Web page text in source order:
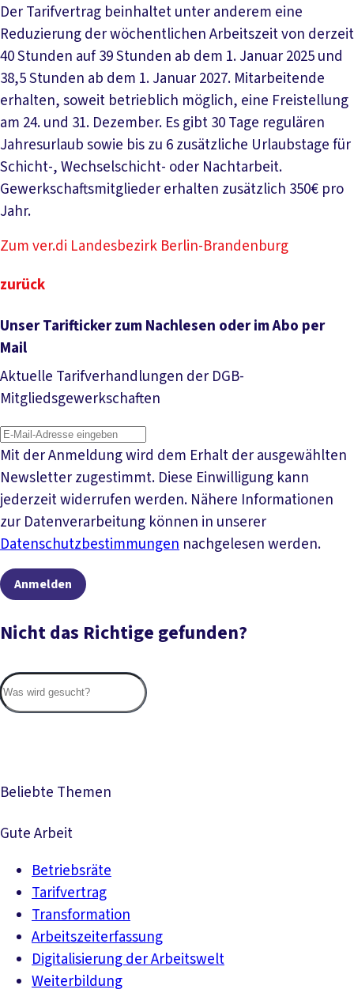
Der Tarifvertrag beinhaltet unter anderem eine
Reduzierung der wöchentlichen Arbeitszeit von derzeit
40 Stunden auf 39 Stunden ab dem 1. Januar 2025 und
38,5 Stunden ab dem 1. Januar 2027. Mitarbeitende
erhalten, soweit betrieblich möglich, eine Freistellung
am 24. und 31. Dezember. Es gibt 30 Tage regulären
Jahresurlaub sowie bis zu 6 zusätzliche Urlaubstage für
Schicht-, Wechselschicht- oder Nachtarbeit.
Gewerkschaftsmitglieder erhalten zusätzlich 350€ pro
Jahr.
Zum ver.di Landesbezirk Berlin-Brandenburg
zurück
Unser Tarifticker zum Nachlesen oder im Abo per
Mail
Aktuelle Tarifverhandlungen der DGB-
Mitgliedsgewerkschaften
Mit der Anmeldung wird dem Erhalt der ausgewählten
Newsletter zugestimmt. Diese Einwilligung kann
jederzeit widerrufen werden. Nähere Informationen
zur Datenverarbeitung können in unserer
Datenschutzbestimmungen nachgelesen werden.
Anmelden
Nicht das Richtige gefunden?
Beliebte Themen
Gute Arbeit
Betriebsräte
Tarifvertrag
Transformation
Arbeitszeiterfassung
Digitalisierung der Arbeitswelt
Weiterbildung